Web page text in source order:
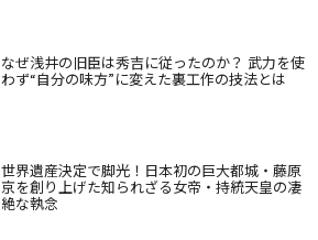
なぜ浅井の旧臣は秀吉に従ったのか？ 武力を使
わず“自分の味方”に変えた裏工作の技法とは
世界遺産決定で脚光！日本初の巨大都城・藤原
京を創り上げた知られざる女帝・持統天皇の凄
絶な執念